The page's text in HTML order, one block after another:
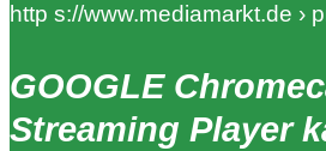
http s://www.mediamarkt.de ›
GOOGLE
Streaming Player